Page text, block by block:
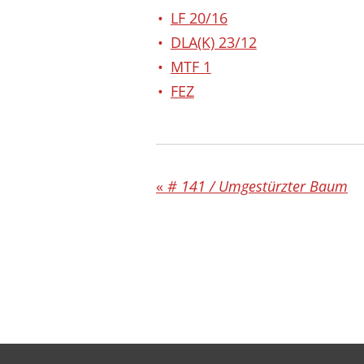
LF 20/16
DLA(K) 23/12
MTF 1
FEZ
« # 141 / Umgestürzter Baum